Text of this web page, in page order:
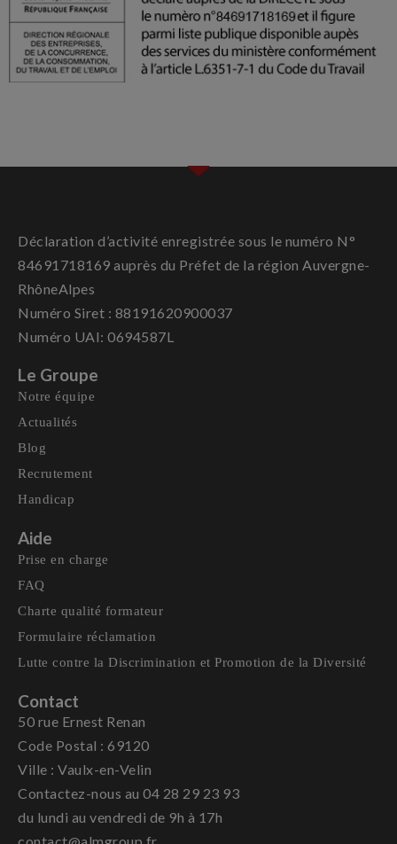
Déclaration d’activité enregistrée sous le numéro N°
84691718169 auprès du Préfet de la région Auvergne-
RhôneAlpes
Numéro Siret : 88191620900037
Numéro UAI: 0694587L
Le Groupe
Notre équipe
Actualités
Blog
Recrutement
Handicap
Aide
Prise en charge
FAQ
Charte qualité formateur
Formulaire réclamation
Lutte contre la Discrimination et Promotion de la Diversité
Contact
50 rue Ernest Renan
Code Postal : 69120
Ville : Vaulx-en-Velin
Contactez-nous au 04 28 29 23 93
du lundi au vendredi de 9h à 17h